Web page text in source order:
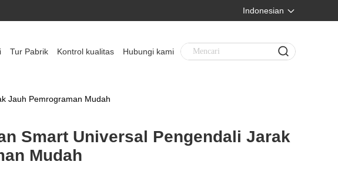
Indonesian
Tur Pabrik Kontrol kualitas Hubungi kami
Jauh Pemrograman Mudah
Smart Universal Pengendali Jarak
Mudah